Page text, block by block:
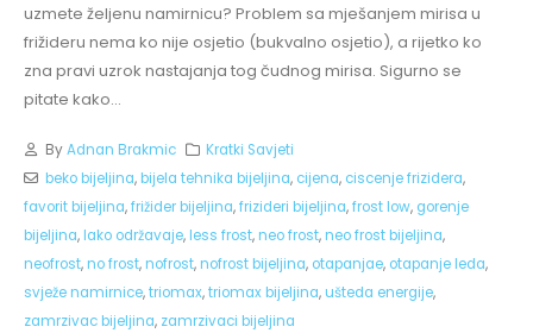
uzmete željenu namirnicu? Problem sa mješanjem mirisa u
frižideru nema ko nije osjetio (bukvalno osjetio), a rijetko ko
zna pravi uzrok nastajanja tog čudnog mirisa. Sigurno se
pitate kako...
ByAdnan Brakmic
Kratki Savjeti
beko bijeljina,bijela tehnika bijeljina, cijena, ciscenje frizidera,
favorit bijeljina,frižider bijeljina,frizideri bijeljina,frost low, gorenje
bijeljina,lako održavaje,less frost,neo frost,neo frost bijeljina,
neofrost,no frost,nofrost,nofrost bijeljina, otapanjae, otapanje leda,
svježe namirnice,triomax,triomax bijeljina,ušteda energije,
zamrzivac bijeljina, zamrzivaci bijeljina